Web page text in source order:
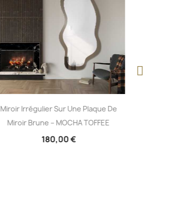
Miroir Irrégulier Sur Une Plaque De
Miroir Brune – MOCHA TOFFEE
180,00 €